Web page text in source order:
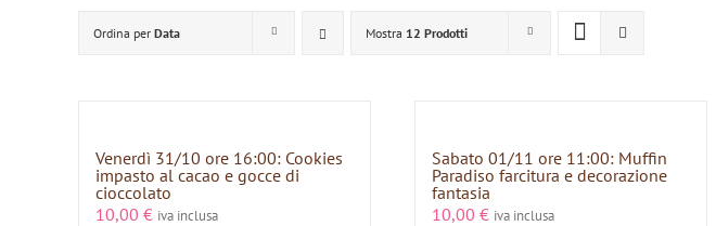
Ordina per Data Mostra 12 Prodotti
Venerdì 31/10 ore 16:00: Cookies
impasto al cacao e gocce di
cioccolato
10,00 € iva inclusa
Sabato 01/11 ore 11:00: Muffin
Paradiso farcitura e decorazione
fantasia
10,00 € iva inclusa